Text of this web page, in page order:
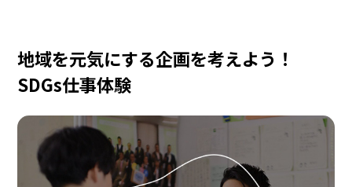
地域を元気にする企画を考えよう！
SDGs仕事体験